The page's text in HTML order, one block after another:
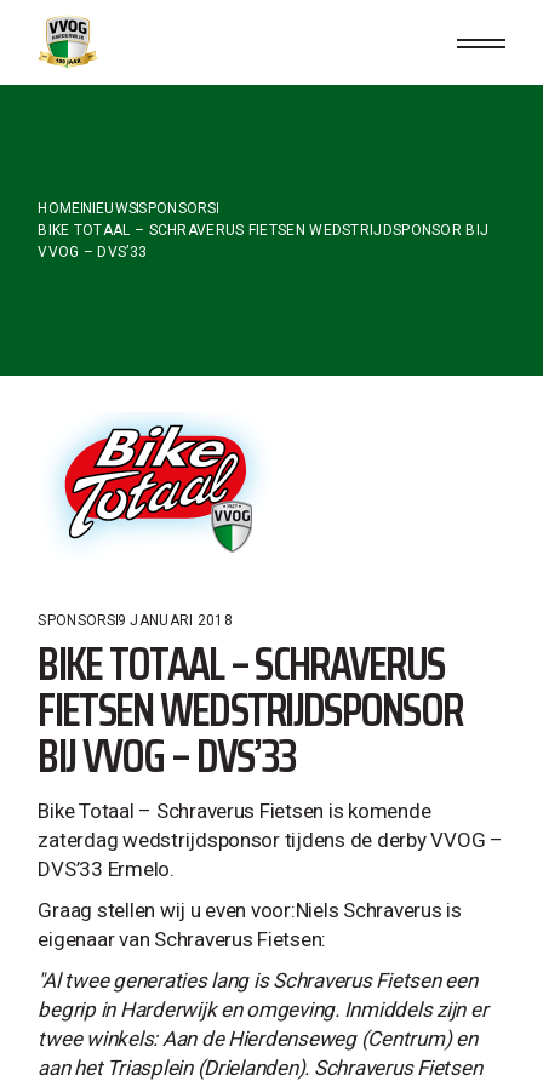
content
HOME NIEUWSSPONSORS
BIKE TOTAAL – SCHRAVERUS FIETSEN WEDSTRIJDSPONSOR BIJ
VVOG – DVS’33
SPONSORS 9 JANUARI 2018
BIKE TOTAAL – SCHRAVERUS
FIETSEN WEDSTRIJDSPONSOR
BIJ VVOG – DVS’33
Bike Totaal – Schraverus Fietsen is komende
zaterdag wedstrijdsponsor tijdens de derby VVOG –
DVS’33 Ermelo.
Graag stellen wij u even voor:Niels Schraverus is
eigenaar van Schraverus Fietsen:
"Al twee generaties lang is Schraverus Fietsen een
begrip in Harderwijk en omgeving. Inmiddels zijn er
twee winkels: Aan de Hierdenseweg (Centrum) en
aan het Triasplein (Drielanden). Schraverus Fietsen